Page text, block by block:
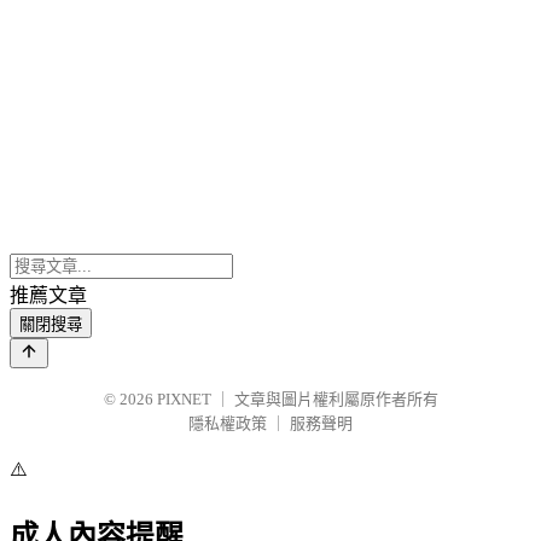
推薦文章
關閉搜尋
© 2026 PIXNET
文章與圖片權利屬原作者所有
隱私權政策
服務聲明
⚠️